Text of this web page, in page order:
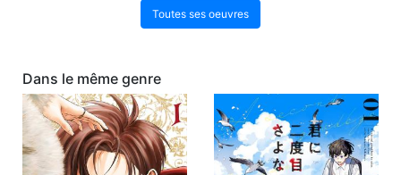
Toutes ses oeuvres
Dans le même genre